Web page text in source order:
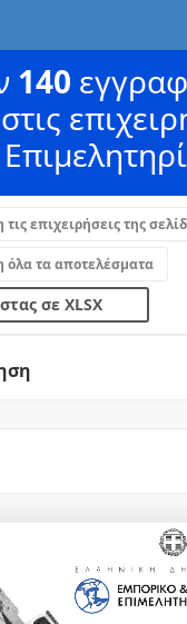
140
τις επιχειρήσεις της
όλα τα αποτελέσματα
σε XLSX